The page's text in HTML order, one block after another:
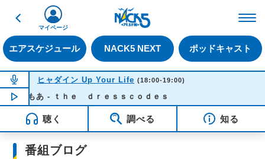
戻る
エアスケジュール NACK5 NEXT ポッドキャスト
マイページ
NOW ON AIR
ヒャダイン Up Your Life (18:00-19:00)
NOW PLAYING18:24
もあ - ｔｈｅ ｄｒｅｓｓｃｏｄｅｓ
聴く 調べる 知る
番組ブログ